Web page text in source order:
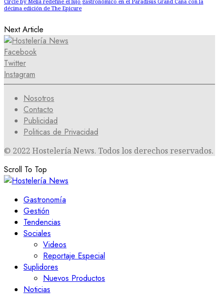
Circle by Meliá redefine el lujo gastronómico en el Paradisus Grand Cana con la
décima edición de The Epicure
Next Article
Facebook
Twitter
Instagram
Nosotros
Contacto
Publicidad
Politicas de Privacidad
© 2022 Hostelería News. Todos los derechos reservados.
Scroll To Top
Gastronomía
Gestión
Tendencias
Sociales
Videos
Reportaje Especial
Suplidores
Nuevos Productos
Noticias